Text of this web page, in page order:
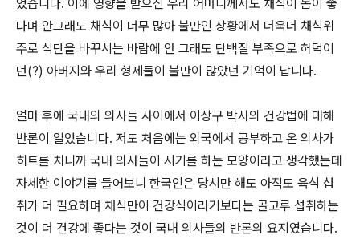
었습니다. 이에 영향을 받으신 우리 어머니께서도 채식이 몸이 좋
다며 안그래도 채식이 너무 많아 불만인 상황에서 더욱더 채식위
주로 식단을 바꾸시는 바람에 안 그래도 단백질 부족으로 허덕이
던(?) 아버지와 우리 형제들이 불만이 많았던 기억이 납니다.
얼마 후에 국내의 의사들 사이에서 이상구 박사의 건강법에 대해
반론이 일었습니다. 저도 처음에는 외국에서 공부하고 온 의사가
히트를 치니까 국내 의사들이 시기를 하는 모양이라고 생각했는데
자세한 이야기를 들어보니 한국인은 당시만 해도 아직도 육식 섭
취가 더 필요하며 채식만이 건강식이라기보다는 골고루 섭취하는
것이 더 건강에 좋다는 것이 국내 의사들의 반론의 요지였습니다.